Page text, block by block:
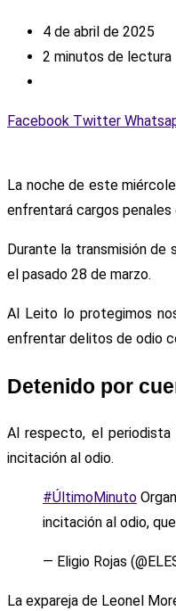
4 de abril de 2025
2 minutos de lectura
Facebook Twitter
La noche de este
enfrentará cargos
Durante la transmisión de
el pasado 28 de marzo.
Al Leito lo protegimos
enfrentar delitos de odio
Detenido por
Al respecto, el periodista
incitación al odio.
#ÚltimoMinuto
incitación al odio,
— Eligio Rojas
La expareja de Leonel